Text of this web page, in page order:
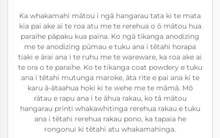
Ka whakamahi mātou i ngā hangarau tata ki te mata
kia pai ake ai te roa atu me te rerehua o ō mātou hua
paraihe pāpaku kua paina. Ko ngā tikanga anodizing
me te anodizing pūmau e tuku ana i tētahi horapa
tiaki e ārai ana i te ruhu me te wareware, ka roa ake ai
te ora o te paraihe. Ko te tikanga coat powdery e tuku
ana i tētahi mutunga maroke, āta rite e pai ana ki te
karu ā-ātaahua hoki ki te wehe me te māmā. Mō
rātau e rapu ana i te āhua rakau, ko tā mātou
hangarau printi whakawhitinga rerehua rakau e tuku
ana i tētahi rerehua rakau pono, ka tapaia he
rongonui ki tētahi atu whakamahinga.